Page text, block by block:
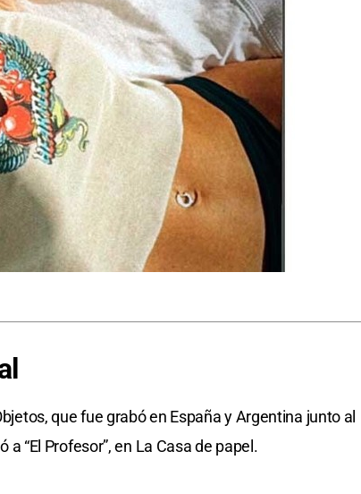
que fue grabó en España y Argentina junto al
“El Profesor”, en La Casa de papel.